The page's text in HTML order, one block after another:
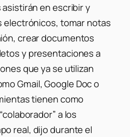
en escribir y
electrónicos, tomar notas
crear documentos
y presentaciones a
que ya se utilizan
Gmail, Google Doc o
tienen como
a los
real, dijo durante el